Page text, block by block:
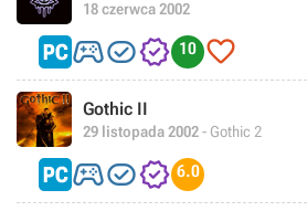
18 czerwca 2002
 10 
Gothic II
29 listopada 2002- Gothic 2
 6.0